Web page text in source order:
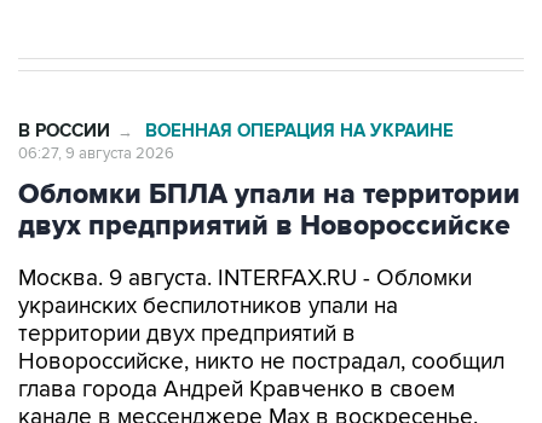
В РОССИИ → ВОЕННАЯ ОПЕРАЦИЯ НА УКРАИНЕ
06:27, 9 августа 2026
Обломки БПЛА упали на территории
двух предприятий в Новороссийске
Москва. 9 августа. INTERFAX.RU - Обломки
украинских беспилотников упали на
территории двух предприятий в
Новороссийске, никто не пострадал, сообщил
глава города Андрей Кравченко в своем